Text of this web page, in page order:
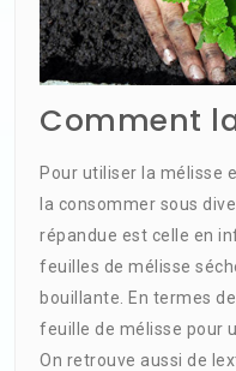
Comment
Pour utiliser la mélisse
la consommer sous
répandue est celle en
feuilles de mélisse
bouillante. En termes
feuille de mélisse pour
On retrouve aussi de